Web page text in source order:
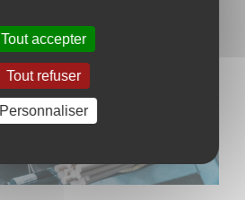
Tout accepter
Tout refuser
Personnaliser